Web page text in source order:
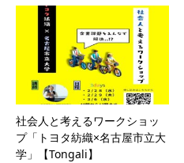
社会人と考えるワークショッ
プ「トヨタ紡織×名古屋市立大
学」【Tongali】